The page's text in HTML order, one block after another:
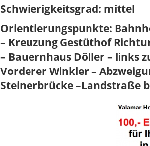
Schwierigkeitsgrad: mittel
Orientierungspunkte:
– Kreuzung Gestüthof
– Bauernhaus Döller – links
Vorderer Winkler –
Steinerbrücke –Landstraße